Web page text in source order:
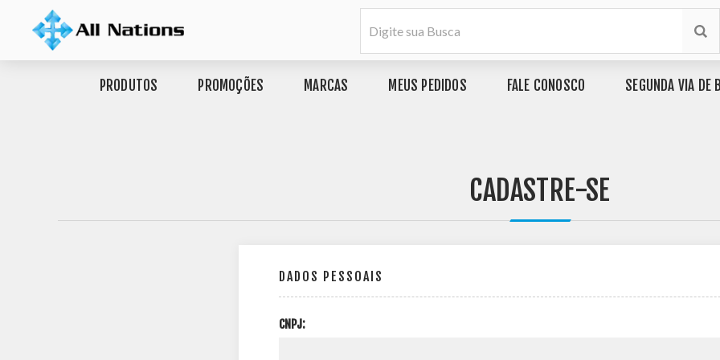
PRODUTOS PROMOÇÕES MARCAS MEUS PEDIDOS FALE CONOSCO SEGUNDA VIA DE
CADASTRE-SE
DADOS PESSOAIS
CNPJ: